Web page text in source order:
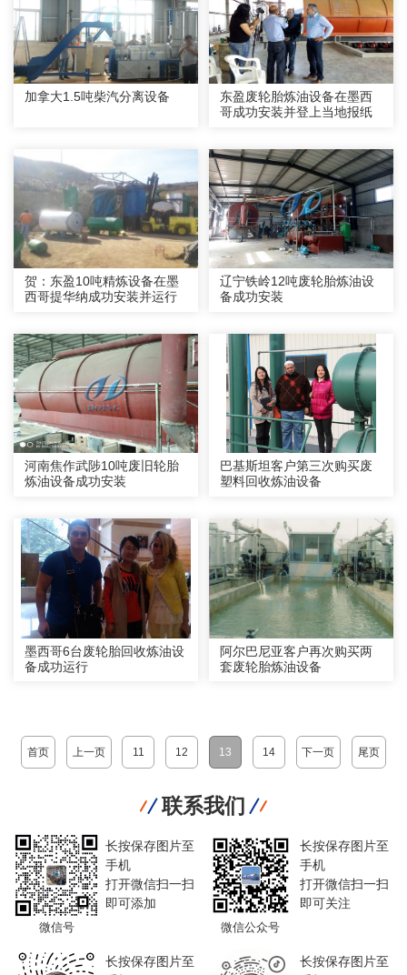
加拿大1.5吨柴汽分离设备
东盈废轮胎炼油设备在墨西
哥成功安装并登上当地报纸
贺：东盈10吨精炼设备在墨
西哥提华纳成功安装并运行
辽宁铁岭12吨废轮胎炼油设
备成功安装
河南焦作武陟10吨废旧轮胎
炼油设备成功安装
巴基斯坦客户第三次购买废
塑料回收炼油设备
墨西哥6台废轮胎回收炼油设
备成功运行
阿尔巴尼亚客户再次购买两
套废轮胎炼油设备
首页 上一页 11 12 13 14 下一页 尾页
联系我们
微信号
长按保存图片至
手机
打开微信扫一扫
即可添加
微信公众号
长按保存图片至
手机
打开微信扫一扫
即可关注
长按保存图片至
长按保存图片至